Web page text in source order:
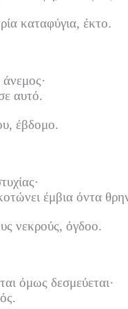
καταφύγια, έκτο.
αυτό.
έβδομο.
έμβια όντα
νεκρούς, όγδοο.
όμως δεσμεύεται·